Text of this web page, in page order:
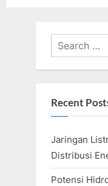
Search
for:
Recent
Jaringan
Distribusi
Potensi